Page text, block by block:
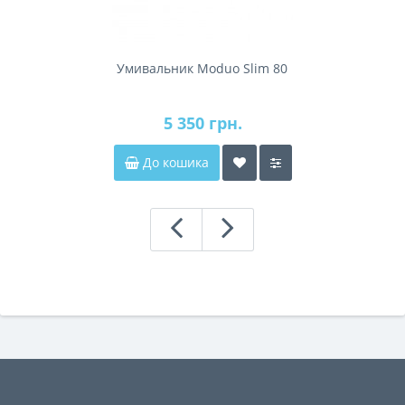
Умивальник Moduo Slim 80
5 350 грн.
До кошика